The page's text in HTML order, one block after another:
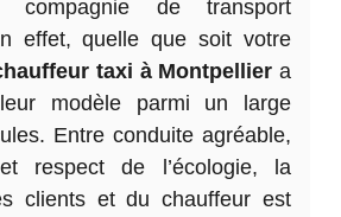
compagnie de transport
effet, quelle que soit votre
taxi à Montpellier a
modèle parmi un large
Entre conduite agréable,
respect de l’écologie, la
clients et du chauffeur est